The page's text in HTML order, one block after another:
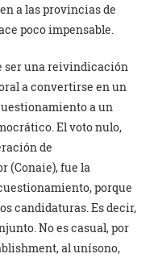
a las provincias de
poco impensable.
ser una reivindicación
a convertirse en un
a un
El voto nulo,
de
(Conaie), fue la
porque
candidaturas. Es decir,
No es casual, por
al unísono,